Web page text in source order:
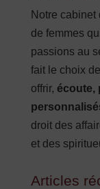
Notre cabinet
de femmes
passions au
fait le choix
offrir, écoute,
droit des
et des
Articles